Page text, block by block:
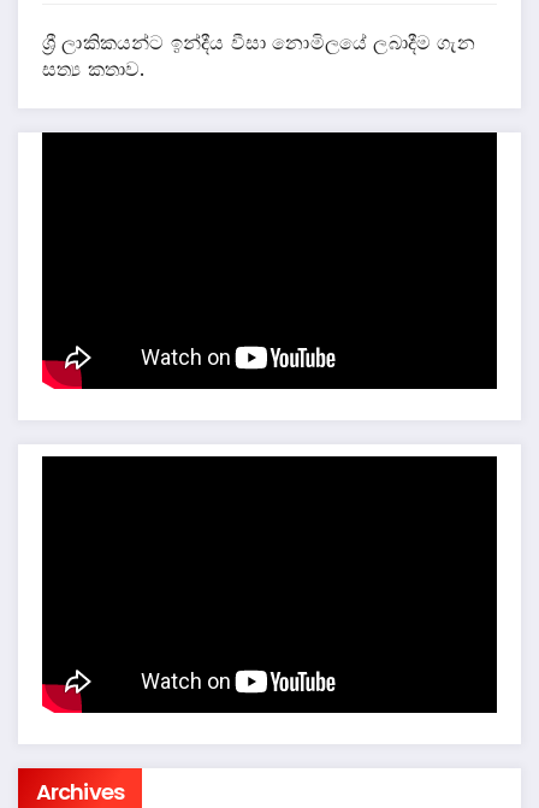
ශ්‍රී ලාකිකයන්ට ඉන්දීය වීසා නොමිලයේ ලබාදීම ගැන
සත්‍ය කතාව.
Archives